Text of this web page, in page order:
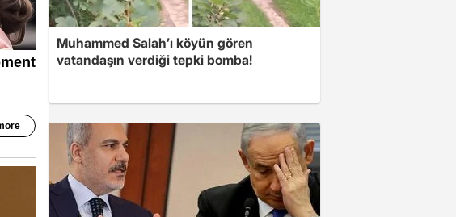
Muhammed Salah’ı köyün gören
vatandaşın verdiği tepki bomba!